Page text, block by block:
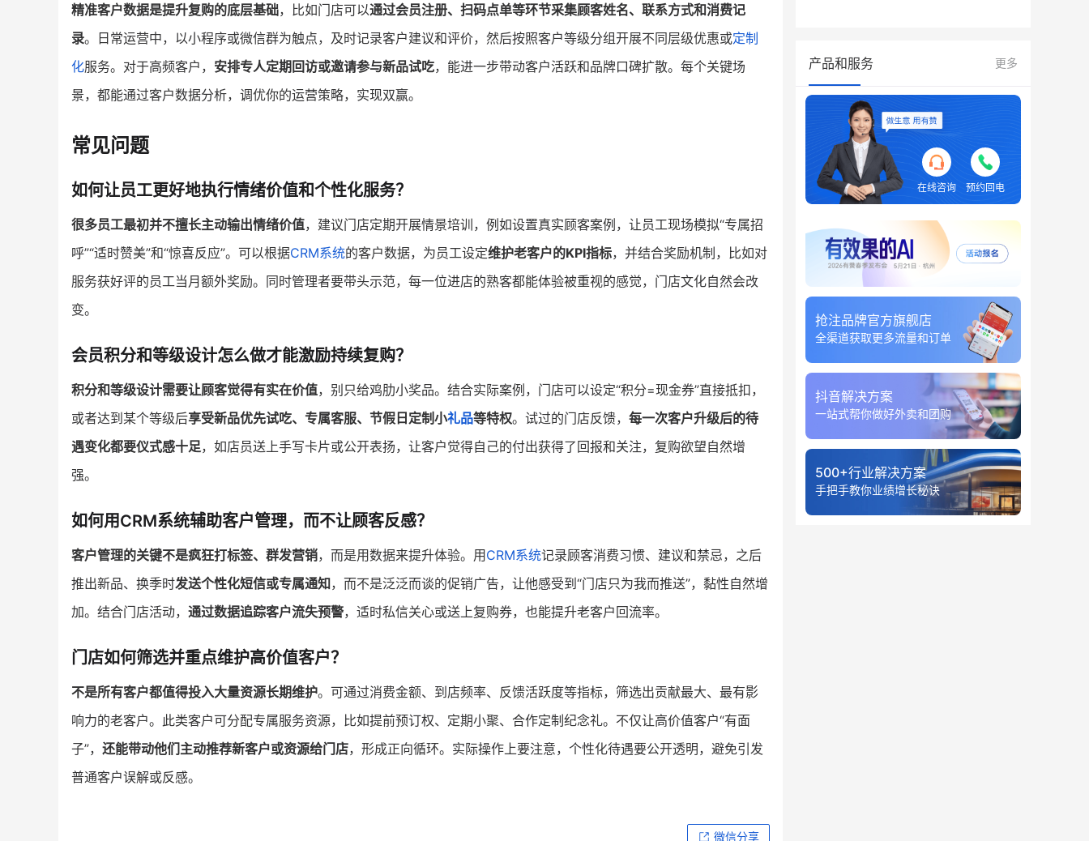
精准客户数据是提升复购的底层基础，比如门店可以通过会员注册、扫码点单等环节采集顾客姓名、联系方式和消费记
录。日常运营中，以小程序或微信群为触点，及时记录客户建议和评价，然后按照客户等级分组开展不同层级优惠或定制
化服务。对于高频客户， 安排专人定期回访或邀请参与新品试吃，能进一步带动客户活跃和品牌口碑扩散。每个关键场
景，都能通过客户数据分析，调优你的运营策略，实现双赢。
常见问题
如何让员工更好地执行情绪价值和个性化服务？
很多员工最初并不擅长主动输出情绪价值，建议门店定期开展情景培训，例如设置真实顾客案例，让员工现场模拟“专属招
呼”“适时赞美”和“惊喜反应”。可以根据CRM系统的客户数据，为员工设定维护老客户的KPI指标，并结合奖励机制，比如对
服务获好评的员工当月额外奖励。同时管理者要带头示范，每一位进店的熟客都能体验被重视的感觉，门店文化自然会改
变。
会员积分和等级设计怎么做才能激励持续复购？
积分和等级设计需要让顾客觉得有实在价值，别只给鸡肋小奖品。结合实际案例，门店可以设定“积分=现金券”直接抵扣，
或者达到某个等级后享受新品优先试吃、专属客服、节假日定制小礼品等特权。试过的门店反馈， 每一次客户升级后的待
遇变化都要仪式感十足，如店员送上手写卡片或公开表扬，让客户觉得自己的付出获得了回报和关注，复购欲望自然增
强。
如何用CRM系统辅助客户管理，而不让顾客反感？
客户管理的关键不是疯狂打标签、群发营销，而是用数据来提升体验。用CRM系统记录顾客消费习惯、建议和禁忌，之后
推出新品、换季时发送个性化短信或专属通知，而不是泛泛而谈的促销广告，让他感受到“门店只为我而推送”，黏性自然增
加。结合门店活动， 通过数据追踪客户流失预警，适时私信关心或送上复购券，也能提升老客户回流率。
门店如何筛选并重点维护高价值客户？
不是所有客户都值得投入大量资源长期维护。可通过消费金额、到店频率、反馈活跃度等指标，筛选出贡献最大、最有影
响力的老客户。此类客户可分配专属服务资源，比如提前预订权、定期小聚、合作定制纪念礼。不仅让高价值客户“有面
子”， 还能带动他们主动推荐新客户或资源给门店，形成正向循环。实际操作上要注意，个性化待遇要公开透明，避免引发
普通客户误解或反感。
微信分享
产品和服务 更多
在线咨询 预约回电
抢注品牌官方旗舰店
全渠道获取更多流量和订单
抖音解决方案
一站式帮你做好外卖和团购
500+行业解决方案
手把手教你业绩增长秘诀